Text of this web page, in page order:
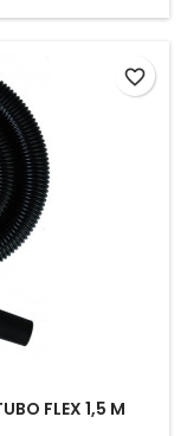
FLEX 1,5 M
favorite_border